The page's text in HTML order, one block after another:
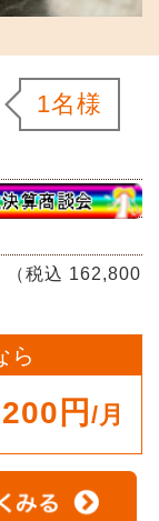
1名様
（税込 162,800
ら
円 /月